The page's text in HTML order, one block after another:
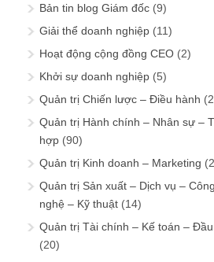
Bản tin blog Giám đốc (9)
Giải thể doanh nghiệp (11)
Hoạt động cộng đồng CEO (2)
Khởi sự doanh nghiệp (5)
Quản trị Chiến lược – Điều hành
Quản trị Hành chính – Nhân sự –
hợp (90)
Quản trị Kinh doanh – Marketing
Quản trị Sản xuất – Dịch vụ – Công
nghệ – Kỹ thuật (14)
Quản trị Tài chính – Kế toán –
(20)